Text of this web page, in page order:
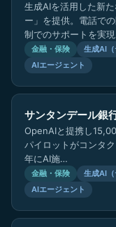
生成AIを活用した新
ー」を提供。電話で
制でのサポートを実現
金融・保険 生成AI（
AIエージェント
サンタンデール銀
OpenAIと提携し
パイロットがコンタ
年にAI施…
金融・保険 生成AI（
AIエージェント